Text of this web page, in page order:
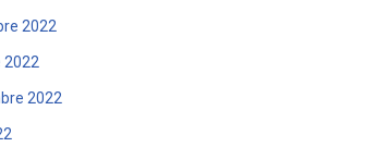
2022
2022
2022